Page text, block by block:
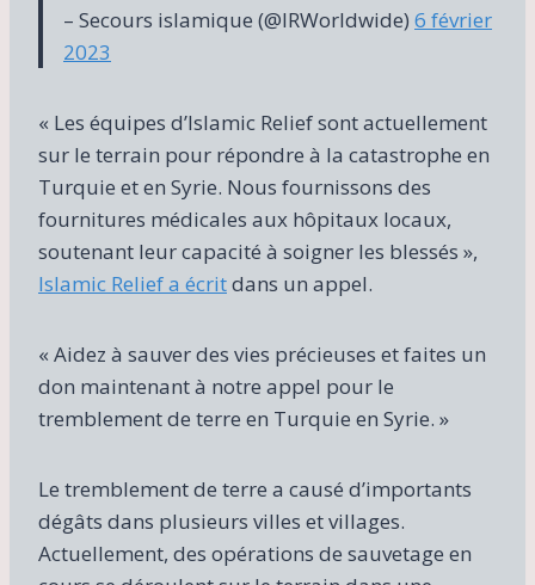
– Secours islamique (@IRWorldwide) 6 février
2023
« Les équipes d’Islamic Relief sont actuellement
sur le terrain pour répondre à la catastrophe en
Turquie et en Syrie. Nous fournissons des
fournitures médicales aux hôpitaux locaux,
soutenant leur capacité à soigner les blessés »,
Islamic Relief a écritdans un appel.
« Aidez à sauver des vies précieuses et faites un
don maintenant à notre appel pour le
tremblement de terre en Turquie en Syrie. »
Le tremblement de terre a causé d’importants
dégâts dans plusieurs villes et villages.
Actuellement, des opérations de sauvetage en